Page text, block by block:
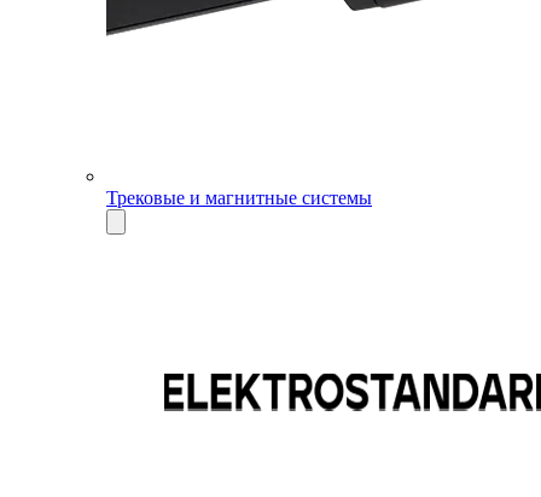
Трековые и магнитные системы